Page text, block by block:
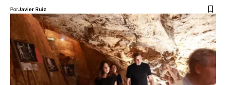
PorJavier Ruiz